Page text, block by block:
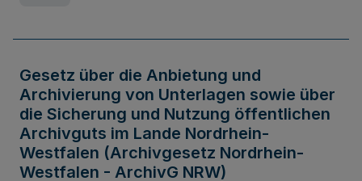
Gesetz über die Anbietung und
Archivierung von Unterlagen sowie über
die Sicherung und Nutzung öffentlichen
Archivguts im Lande Nordrhein-
Westfalen (Archivgesetz Nordrhein-
Westfalen - ArchivG NRW)